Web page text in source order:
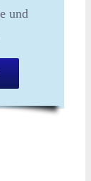
und